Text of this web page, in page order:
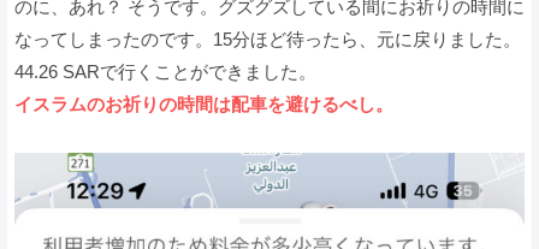
のに、あれ？ そうです。グズグズしている間にお祈りの時間に
なってしまったのです。15分ほど待ったら、元に戻りました。
44.26 SARで行くことができました。
イスラムのお祈りの時間は配車を避けるべし。